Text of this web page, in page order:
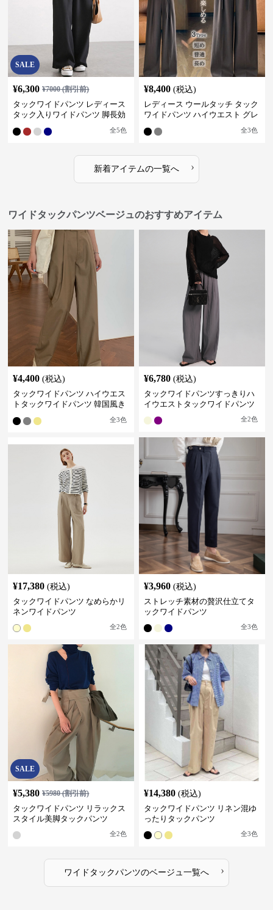
SALE
¥6,300 ¥7000(割引前)
タックワイドパンツ レディース
タック入りワイドパンツ 脚長効
全5色
¥8,400 (税込)
レディース ウールタッチ タック
ワイドパンツ ハイウエスト グレ
全3色
新着アイテムの一覧へ ›
ワイドタックパンツベージュのおすすめアイテム
¥4,400 (税込)
タックワイドパンツ ハイウエス
トタックワイドパンツ 韓国風き
全3色
¥6,780 (税込)
タックワイドパンツすっきりハ
イウエストタックワイドパンツ
全2色
¥17,380 (税込)
タックワイドパンツ なめらかリ
ネンワイドパンツ
全2色
¥3,960 (税込)
ストレッチ素材の贅沢仕立てタ
ックワイドパンツ
全3色
SALE
¥5,380 ¥5980(割引前)
タックワイドパンツ リラックス
スタイル美脚タックパンツ
全2色
¥14,380 (税込)
タックワイドパンツ リネン混ゆ
ったりタックパンツ
全3色
ワイドタックパンツのベージュ一覧へ ›